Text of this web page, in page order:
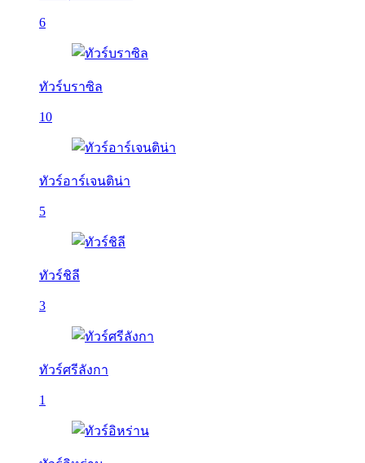
6
ทัวร์บราซิล
10
ทัวร์อาร์เจนติน่า
5
ทัวร์ชิลี
3
ทัวร์ศรีลังกา
1